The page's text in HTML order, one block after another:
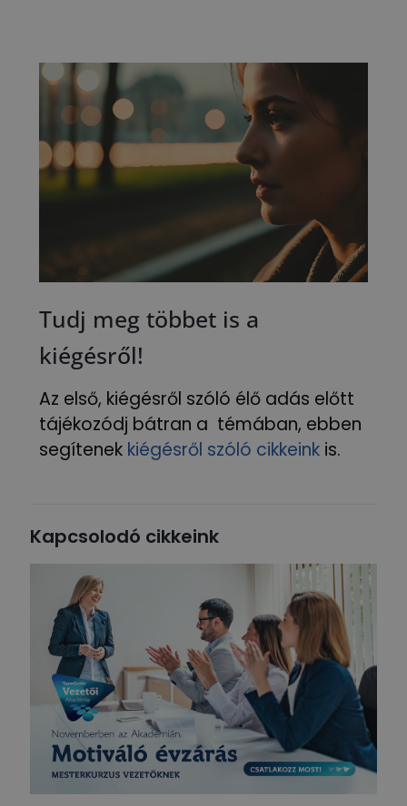
Tudj meg többet is a
kiégésről!
Az első, kiégésről szóló élő adás előtt
tájékozódj bátran a témában, ebben
segítenek kiégésről szóló cikkeink is.
Kapcsolodó cikkeink